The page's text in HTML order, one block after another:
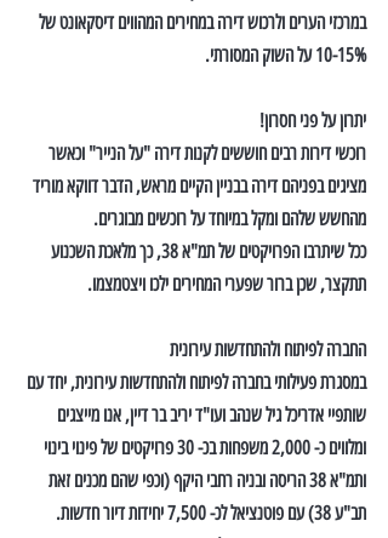
במרכזי הערים ולרכוש דירה במחירים המהווים דיסקאונט של
10-15% על השוק המסורתי.
יתרון על פני חסרון!
רוכשי דירות רבים חוששים לקנות דירה "על הנייר" וכאשר
מציגים בפניהם דירה בבניין הקיים מראש, הדבר דווקא מוריד
מהחשש שלהם ומקל במיוחד על רוכשים מבוגרים.
ככל שיתרבו הפרויקטים של תמ"א 38, כך מלאכת השכנוע
תתקצר, שכן ברור שפערי המחירים ילכו ויצטמצמו.
החברה לפיתוח ולהתחדשות עירונית
במסגרת פעילותי בחברה לפיתוח ולהתחדשות עירונית, יחד עם
שותפיי אדריכל גיל שנהב ועו"ד יריב בר דיין, אנו מייצגים
ומלווים כ- 2,000 משפחות בכ- 30 פרויקטים של פינוי בינוי
ותמ"א 38 הריסה ובניה רחבי היקף (וכפי שהם מכנים זאת
תב"ע 38) עם פוטנציאל לכ- 7,500 יחידות דיור חדשות.